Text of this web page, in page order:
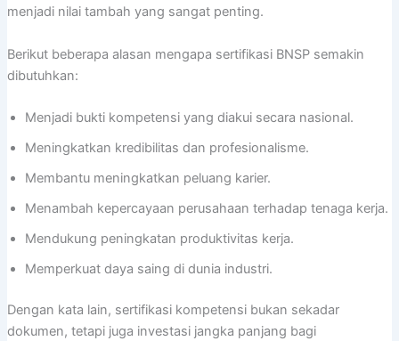
menjadi nilai tambah yang sangat penting.
Berikut beberapa alasan mengapa sertifikasi BNSP semakin
dibutuhkan:
Menjadi bukti kompetensi yang diakui secara nasional.
Meningkatkan kredibilitas dan profesionalisme.
Membantu meningkatkan peluang karier.
Menambah kepercayaan perusahaan terhadap tenaga kerja.
Mendukung peningkatan produktivitas kerja.
Memperkuat daya saing di dunia industri.
Dengan kata lain, sertifikasi kompetensi bukan sekadar
dokumen, tetapi juga investasi jangka panjang bagi